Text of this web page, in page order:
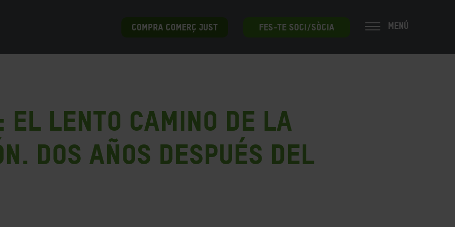
COMPRA COMERÇ JUST FES-TE SOCI/SÒCIA MENÚ
el lento camino de la
Dos años después del